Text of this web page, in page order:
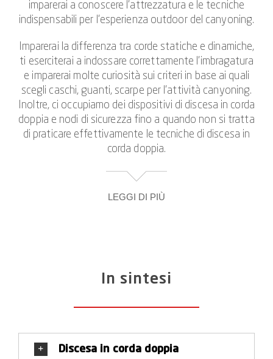
imparerai a conoscere l’attrezzatura e le tecniche
indispensabili per l’esperienza outdoor del canyoning.
Imparerai la differenza tra corde statiche e dinamiche,
ti eserciterai a indossare correttamente l’imbragatura
e imparerai molte curiosità sui criteri in base ai quali
scegli caschi, guanti, scarpe per l’attività canyoning.
Inoltre, ci occupiamo dei dispositivi di discesa in corda
doppia e nodi di sicurezza fino a quando non si tratta
di praticare effettivamente le tecniche di discesa in
corda doppia.
LEGGI DI PIÙ
e provare tutto in pace in anticipo. Se poi prendi
Ticino, ti sembrerà di ritrovare i buoni vecchi amici
I corsi stessi affrontano situazioni standard che
In sintesi
Discesa in corda doppia